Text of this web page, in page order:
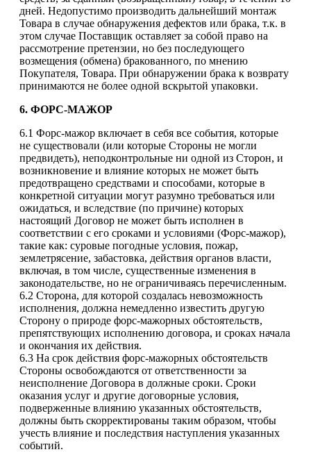
дней. Недопустимо производить дальнейший монтаж
Товара в случае обнаружения дефектов или брака, т.к. в
этом случае Поставщик оставляет за собой право на
рассмотрение претензии, но без последующего
возмещения (обмена) бракованного, по мнению
Покупателя, Товара. При обнаружении брака к возврату
принимаются не более одной вскрытой упаковки.
6. ФОРС-МАЖОР
6.1 Форс-мажор включает в себя все события, которые
не существовали (или которые Стороны не могли
предвидеть), неподконтрольные ни одной из Сторон, и
возникновение и влияние которых не может быть
предотвращено средствами и способами, которые в
конкретной ситуации могут разумно требоваться или
ожидаться, и вследствие (по причине) которых
настоящий Договор не может быть исполнен в
соответствии с его сроками и условиями (Форс-мажор),
такие как: суровые погодные условия, пожар,
землетрясение, забастовка, действия органов власти,
включая, в том числе, существенные изменения в
законодательстве, но не ограничиваясь перечисленным.
6.2 Сторона, для которой создалась невозможность
исполнения, должна немедленно известить другую
Сторону о природе форс-мажорных обстоятельств,
препятствующих исполнению договора, и сроках начала
и окончания их действия.
6.3 На срок действия форс-мажорных обстоятельств
Стороны освобождаются от ответственности за
неисполнение Договора в должные сроки. Сроки
оказания услуг и другие договорные условия,
подверженные влиянию указанных обстоятельств,
должны быть скорректированы таким образом, чтобы
учесть влияние и последствия наступления указанных
событий.